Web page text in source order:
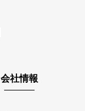
会社情報